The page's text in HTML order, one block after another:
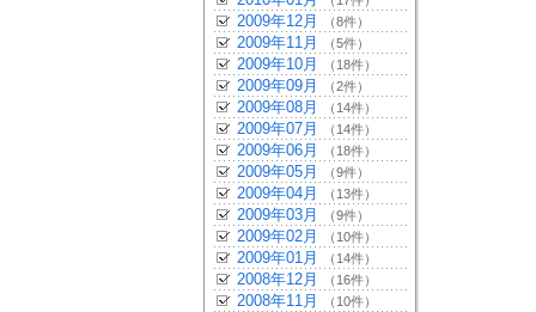
2009年12月 （8件）
2009年11月 （5件）
2009年10月 （18件）
2009年09月 （2件）
2009年08月 （14件）
2009年07月 （14件）
2009年06月 （18件）
2009年05月 （9件）
2009年04月 （13件）
2009年03月 （9件）
2009年02月 （10件）
2009年01月 （14件）
2008年12月 （16件）
2008年11月 （10件）